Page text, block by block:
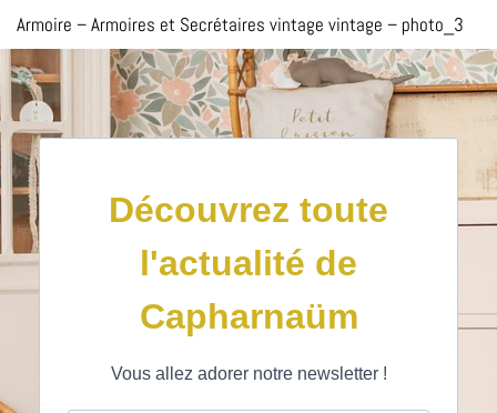
Armoire – Armoires et Secrétaires vintage vintage – photo_3